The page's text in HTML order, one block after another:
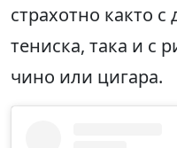
страхотно както
тениска, така и с
чино или цигара.